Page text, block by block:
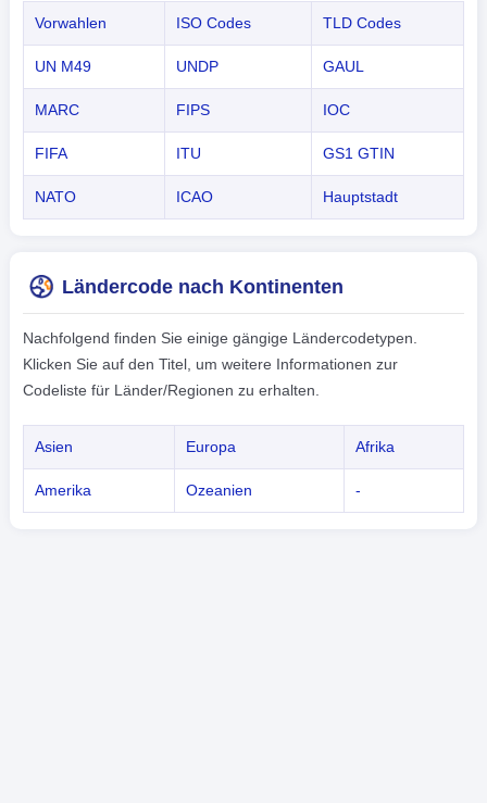
Vorwahlen ISO Codes TLD Codes
UN M49 UNDP GAUL
MARC FIPS IOC
FIFA ITU GS1 GTIN
NATO ICAO Hauptstadt
Ländercode nach Kontinenten
Nachfolgend finden Sie einige gängige Ländercodetypen.
Klicken Sie auf den Titel, um weitere Informationen zur
Codeliste für Länder/Regionen zu erhalten.
Asien Europa Afrika
Amerika Ozeanien -